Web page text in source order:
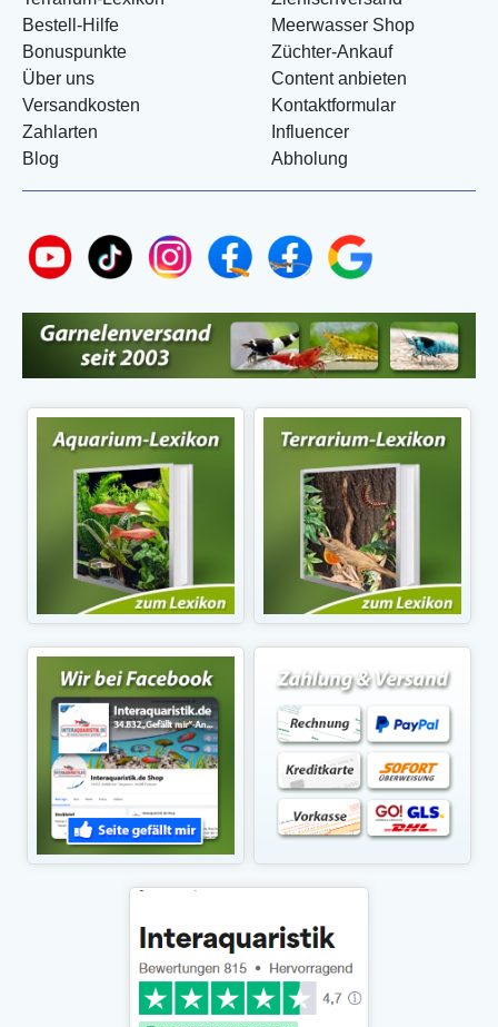
Bestell-Hilfe
Bonuspunkte
Über uns
Versandkosten
Zahlarten
Blog
Meerwasser Shop
Züchter-Ankauf
Content anbieten
Kontaktformular
Influencer
Abholung